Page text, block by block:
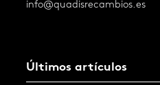
info@quadisrecambios.es
Últimos artículos